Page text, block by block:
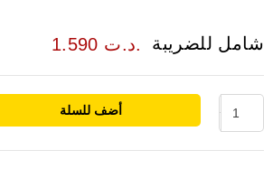
1.590 د.ت. شامل للضريبة
أضف للسلة